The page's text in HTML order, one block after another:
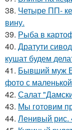
38. Четыре ПП-
вину.
39. Рыба в
40. Дратути
кушат будем
41. Бывший муж
фото с
42. Салат
43. Мы готовим
44. Ленивый рис.